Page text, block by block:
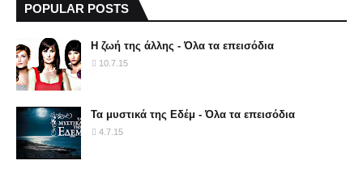
POPULAR POSTS
Η ζωή της άλλης - Όλα τα επεισόδια
10.7.15
Τα μυστικά της Εδέμ - Όλα τα επεισόδια
4.7.15